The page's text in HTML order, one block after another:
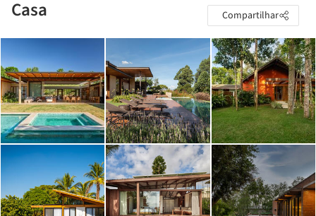
Casa Compartilhar